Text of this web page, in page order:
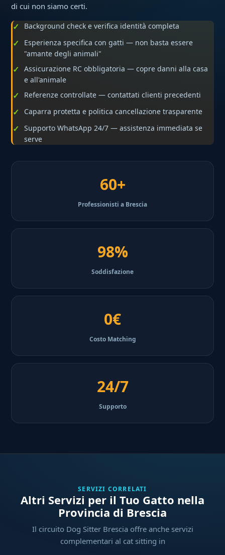
di cui non siamo certi.
Background check e verifica identità completa
Esperienza specifica con gatti — non basta essere
"amante degli animali"
Assicurazione RC obbligatoria — copre danni alla casa
e all'animale
Referenze controllate — contattati clienti precedenti
Caparra protetta e politica cancellazione trasparente
Supporto WhatsApp 24/7 — assistenza immediata se
serve
60+
Professionisti a Brescia
98%
Soddisfazione
0€
Costo Matching
24/7
Supporto
SERVIZI CORRELATI
Altri Servizi per il Tuo Gatto nella
Provincia di Brescia
Il circuito Dog Sitter Brescia offre anche servizi
complementari al cat sitting in